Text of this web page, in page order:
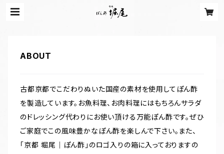
ABOUT
古都京都でこだわりぬいた国産の素材を使用してぽん酢
を製造しています。お魚料理、お肉料理にはもちろんサラダ
のドレッシング代わりにお使い頂ける万能ぽん酢です。ぜひ
ご家庭でこの風味豊かなぽん酢を楽しんで下さい。また、
「京都 堀尾｜ぽん酢」のロゴ入りの箱に入っておりますの